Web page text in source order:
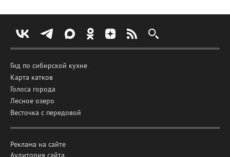
Гид по сибирской кухне
Карта катков
Голоса города
Лесное озеро
Весточка с передовой
Реклама на сайте
Аудитория сайта